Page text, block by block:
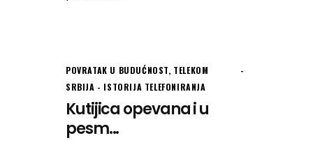
POVRATAK U BUDUĆNOST, TELEKOM
SRBIJA - ISTORIJA TELEFONIRANJA
Kutijica opevana i u
pesm...